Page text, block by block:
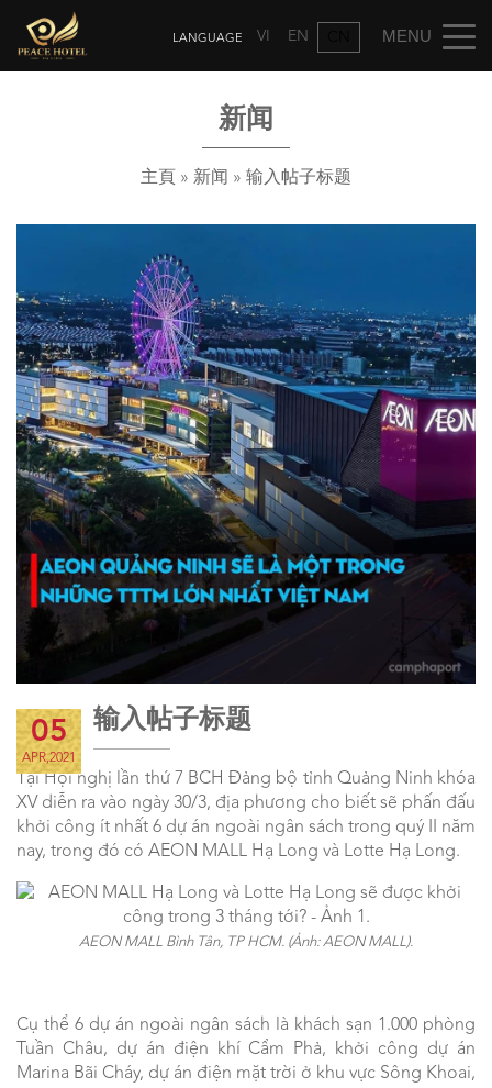
VI EN
新闻
主頁 » 新闻 » 输入帖子标题
05
APR,2021
输入帖子标题
Tại Hội nghị lần thứ 7 BCH Đảng bộ tỉnh Quảng Ninh khóa
XV diễn ra vào ngày 30/3, địa phương cho biết sẽ phấn đấu
khởi công ít nhất 6 dự án ngoài ngân sách trong quý II năm
nay, trong đó có AEON MALL Hạ Long và Lotte Hạ Long.
AEON MALL Bình Tân, TP HCM. (Ảnh: AEON MALL).
Cụ thể 6 dự án ngoài ngân sách là khách sạn 1.000 phòng
Tuần Châu, dự án điện khí Cẩm Phả, khởi công dự án
Marina Bãi Cháy, dự án điện mặt trời ở khu vực Sông Khoai,